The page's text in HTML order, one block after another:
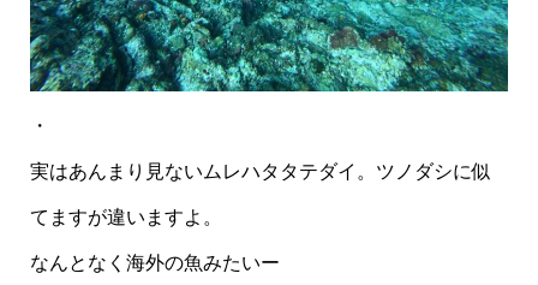
・
実はあんまり見ないムレハタタテダイ。ツノダシに似
てますが違いますよ。
なんとなく海外の魚みたいー